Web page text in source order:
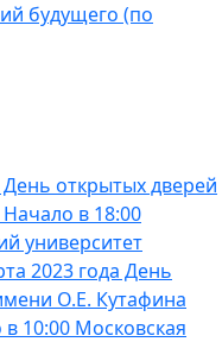
будущего (по
открытых дверей
в 18:00
университет
2023 года День
О.Е. Кутафина
10:00 Московская